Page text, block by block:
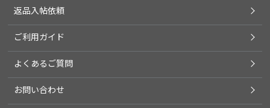
返品入帖依頼
ご利用ガイド
よくあるご質問
お問い合わせ